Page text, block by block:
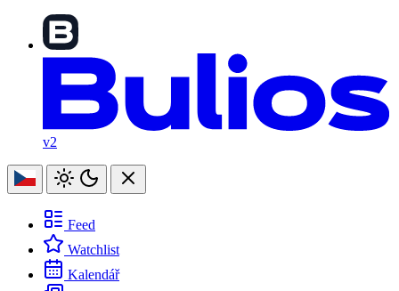
v2
Feed
Watchlist
Kalendář